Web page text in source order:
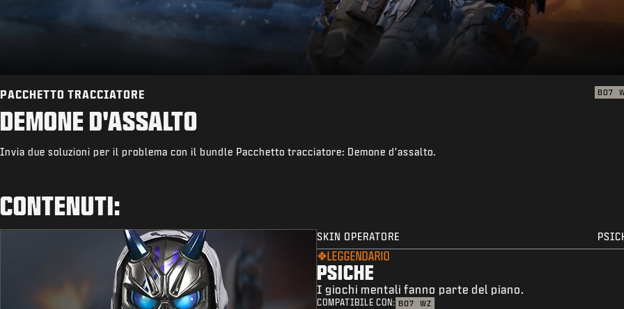
PACCHETTO TRACCIATORE BO7
DEMONE D'ASSALTO
Invia due soluzioni per il problema con il bundle Pacchetto tracciatore: Demone d'assalto.
CONTENUTI:
SKIN OPERATORE
LEGGENDARIO
PSICHE
I giochi mentali fanno parte del piano.
COMPATIBILE CON: BO7 WZ